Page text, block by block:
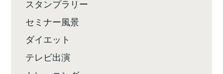
スタンプラリー
セミナー風景
ダイエット
テレビ出演